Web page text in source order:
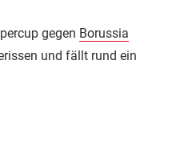
gegen Borussia
und fällt rund ein